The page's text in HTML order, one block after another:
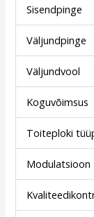
Sisendpinge
Väljundpinge
Väljundvool
Koguvõimsus
Toiteploki
Modulatsioon